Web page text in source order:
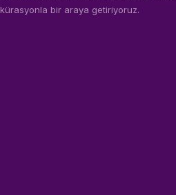
kürasyonla bir araya getiriyoruz.